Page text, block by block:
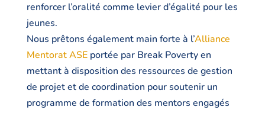
renforcer l’oralité comme levier d’égalité pour les
jeunes.
Nous prêtons également main forte à l’Alliance
Mentorat ASEportée par Break Poverty en
mettant à disposition des ressources de gestion
de projet et de coordination pour soutenir un
programme de formation des mentors engagés